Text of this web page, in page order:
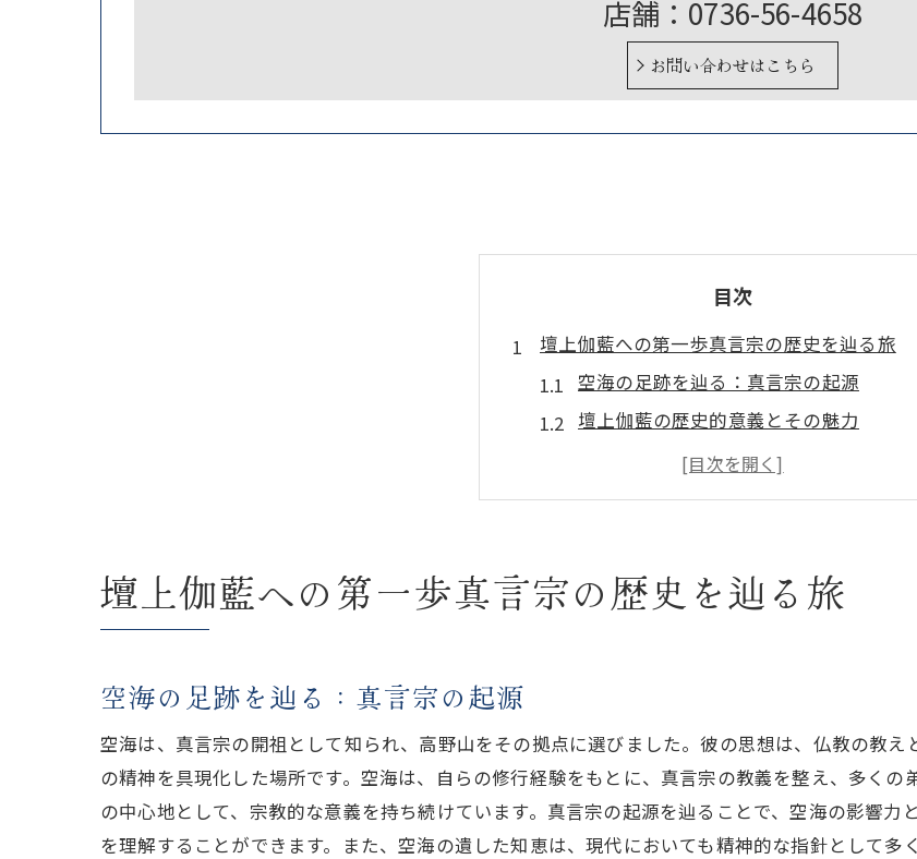
店舗：0736-56-4658
お問い合わせはこちら
目次
壇上伽藍への第一歩真言宗の歴史を辿る旅
空海の足跡を辿る：真言宗の起源
壇上伽藍の歴史的意義とその魅力
高野山の文化的背景と宗教的役割
真言宗の教えが息づく場所としての壇
真言宗の秘儀とその精神的意義
静寂の中の高野山壇上伽藍心を癒すパワーと
静寂がもたらす精神の再生と浄化
瞑想と静寂の力：壇上伽藍での体験
心のバランスを整える場所としての高
壇上伽藍への第一歩真言宗の歴史を辿る旅
空海の足跡を辿る：真言宗の起源
空海は、真言宗の開祖として知られ、高野山をその拠点に選びました。彼の思想は、仏教の教
の精神を具現化した場所です。空海は、自らの修行経験をもとに、真言宗の教義を整え、多く
の中心地として、宗教的な意義を持ち続けています。真言宗の起源を辿ることで、空海の影響
を理解することができます。また、空海の遺した知恵は、現代においても精神的な指針として多